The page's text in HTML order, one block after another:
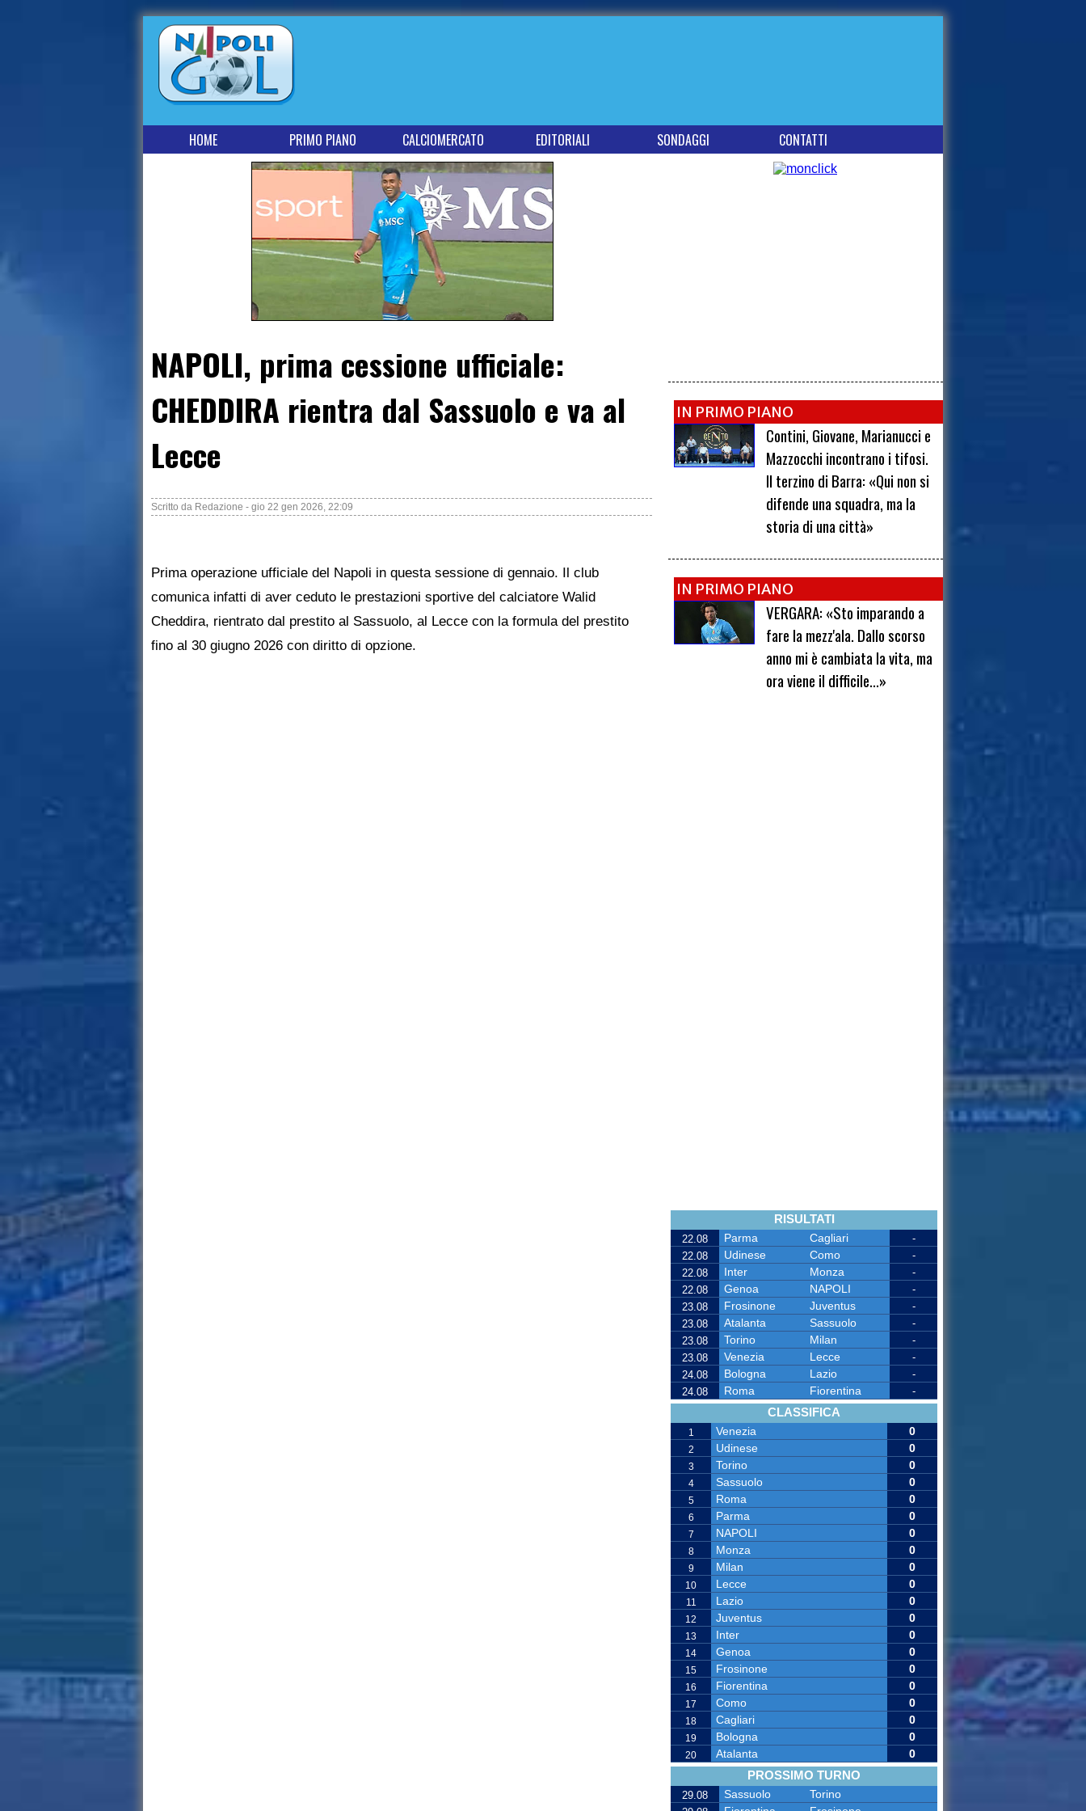
HOME PRIMO PIANO CALCIOMERCATO EDITORIALI SONDAGGI CONTATTI
NAPOLI, prima cessione ufficiale:
CHEDDIRA rientra dal Sassuolo e va al
Lecce
Scritto da Redazione - gio 22 gen 2026, 22:09
Prima operazione ufficiale del Napoli in questa sessione di gennaio. Il club
comunica infatti di aver ceduto le prestazioni sportive del calciatore Walid
Cheddira, rientrato dal prestito al Sassuolo, al Lecce con la formula del prestito
fino al 30 giugno 2026 con diritto di opzione.
IN PRIMO PIANO
Contini, Giovane, Marianucci e
Mazzocchi incontrano i tifosi.
Il terzino di Barra: «Qui non si
difende una squadra, ma la
storia di una città»
IN PRIMO PIANO
VERGARA: «Sto imparando a
fare la mezz'ala. Dallo scorso
anno mi è cambiata la vita, ma
ora viene il difficile...»
RISULTATI
22.08 Parma Cagliari
-
22.08
Udinese Como
-
22.08
Inter Monza
-
22.08
Genoa NAPOLI
-
23.08
Frosinone Juventus
-
23.08
Atalanta Sassuolo
-
23.08
Torino Milan
-
23.08
Venezia Lecce
-
24.08
Bologna Lazio
-
24.08
Roma Fiorentina -
CLASSIFICA
1 Venezia 0
2 Udinese 0
3 Torino 0
4 Sassuolo 0
5 Roma 0
6 Parma 0
7 NAPOLI 0
8 Monza 0
9 Milan 0
10 Lecce 0
11 Lazio 0
12 Juventus 0
13 Inter 0
14 Genoa 0
15 Frosinone 0
16 Fiorentina 0
17 Como 0
18 Cagliari 0
19 Bologna 0
20 Atalanta 0
PROSSIMO TURNO
29.08 Sassuolo Torino